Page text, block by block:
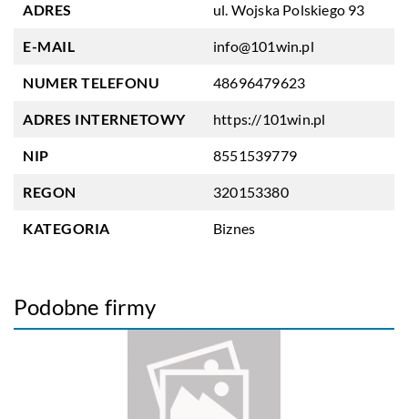
ADRES ul. Wojska Polskiego 93
E-MAIL info@101win.pl
NUMER TELEFONU 48696479623
ADRES INTERNETOWY https://101win.pl
NIP 8551539779
REGON 320153380
KATEGORIA Biznes
Podobne firmy